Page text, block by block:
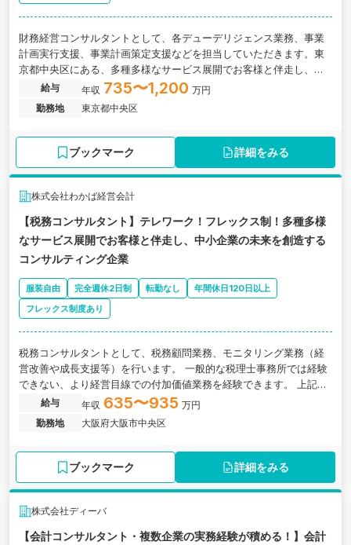
財務経営コンサルタントとして、各デューデリジェンス業務、事業
計画実行支援、事業計画策定支援などを担当していただきます。東
京都中央区にある、多種多様なサービス展開でお客様と伴走し、中
小企業の未来を創造するコンサルティング企業の求人です。
給与 年収 735〜1,200 万円
勤務地
東京都中央区
ブックマーク 詳細をみる
株式会社わかば経営会計
【税務コンサルタント】テレワーク！フレックス制！多種多様
なサービス展開でお客様と伴走し、中小企業の未来を創造する
コンサルティング企業
服装自由 完全週休2日制 転勤なし
年間休日120日以上
フレックス制度あり
税務コンサルタントとして、税務顧問業務、モニタリング業務（経
営改善や成長支援等）を行います。 一般的な税理士事務所では経験
できない、より経営目線での付加価値業務を経験できます。 上記の
モニタリング業務に加え、企業再生、M&A、IPO支援といったコン
サルティング業務を サービスラインとしているため、組織再編税
制、M&Aの税務DD、SO（ストックオプション）税務対応、上場会
央区にある、多種多様なサービス展開でお客様と伴走し、中小企業
の未来を創造するコンサルティング企業の求人です。
給与 年収 635〜935 万円
勤務地
大阪府大阪市中央区
ブックマーク 詳細をみる
株式会社ディーバ
【会計コンサルタント・複数企業の実務経験が積める！】会計